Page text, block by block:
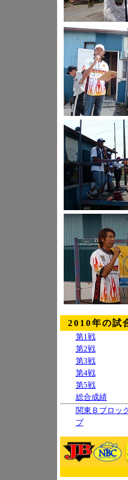
2010年の試
第1戦
第2戦
第3戦
第4戦
第5戦
総合成績
関東Ｂブロッ
プ